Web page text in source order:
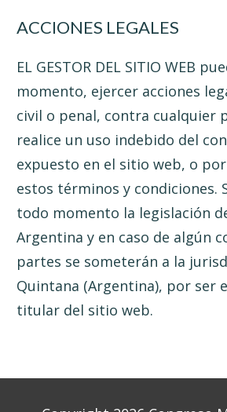
ACCIONES LEGALES
EL GESTOR DEL SITIO WEB
momento, ejercer acciones
civil o penal, contra cualquier
realice un uso indebido del
expuesto en el sitio web, o
estos términos y condiciones.
todo momento la legislación
Argentina y en caso de algún
partes se someterán a la
Quintana (Argentina), por ser
titular del sitio web.